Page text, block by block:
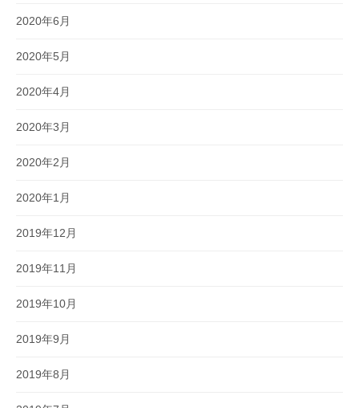
2020年6月
2020年5月
2020年4月
2020年3月
2020年2月
2020年1月
2019年12月
2019年11月
2019年10月
2019年9月
2019年8月